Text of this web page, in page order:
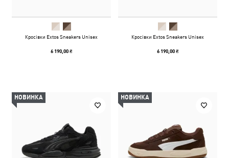
Кросівки Extos Sneakers Unisex
6 190,00 ₴
Кросівки Extos Sneakers Unisex
6 190,00 ₴
НОВИНКА НОВИНКА